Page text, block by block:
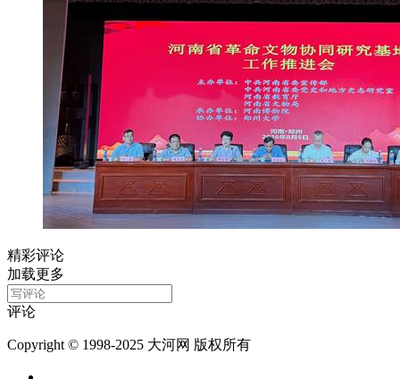
精彩评论
加载更多
评论
Copyright © 1998-2025 大河网 版权所有